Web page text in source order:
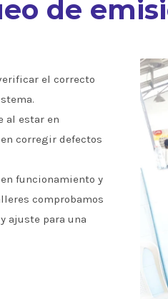
de
el correcto
al estar en
corregir defectos
funcionamiento y
comprobamos
ajuste para una